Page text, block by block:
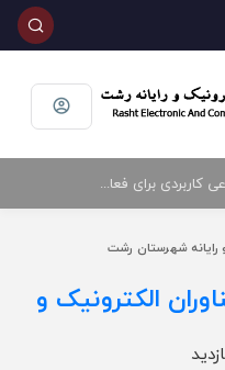
کارگاه تخصصی هوش مصنوعی کاربردی برای فعالان حوزه فناوری و فروش تجهیزات الکترونیک و رایانه
رایانه شهرستان رشت
الکترونیک و